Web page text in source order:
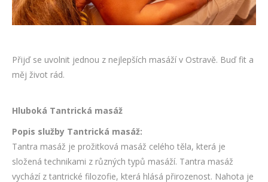
Přijď se uvolnit jednou z nejlepších masáží v Ostravě. Buď fit a
měj život rád.
Hluboká Tantrická masáž
Popis služby Tantrická masáž:
Tantra masáž je prožitková masáž celého těla, která je
složená technikami z různých typů masáží. Tantra masáž
vychází z tantrické filozofie, která hlásá přirozenost. Nahota je